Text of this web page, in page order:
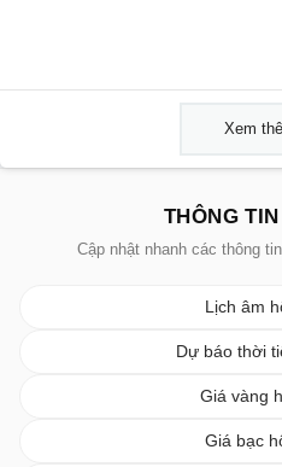
Xem
THÔNG
Cập nhật nhanh các thông
Lịch âm
Dự báo thời
Giá vàng
Giá bạc